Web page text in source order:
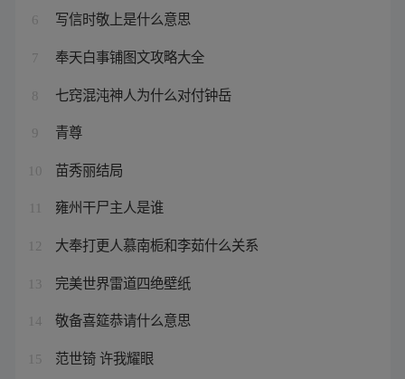
6 写信时敬上是什么意思
7 奉天白事铺图文攻略大全
8 七窍混沌神人为什么对付钟岳
9 青尊
10 苗秀丽结局
雍州干尸主人是谁
12 大奉打更人慕南栀和李茹什么关系
13 完美世界雷道四绝壁纸
14 敬备喜筵恭请什么意思
15 范世锜 许我耀眼